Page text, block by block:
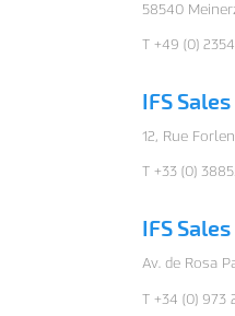
58540
T +49 (0)
IFS
12, Rue
T +33 (0)
IFS
Av. de Rosa
T +34 (0) 973